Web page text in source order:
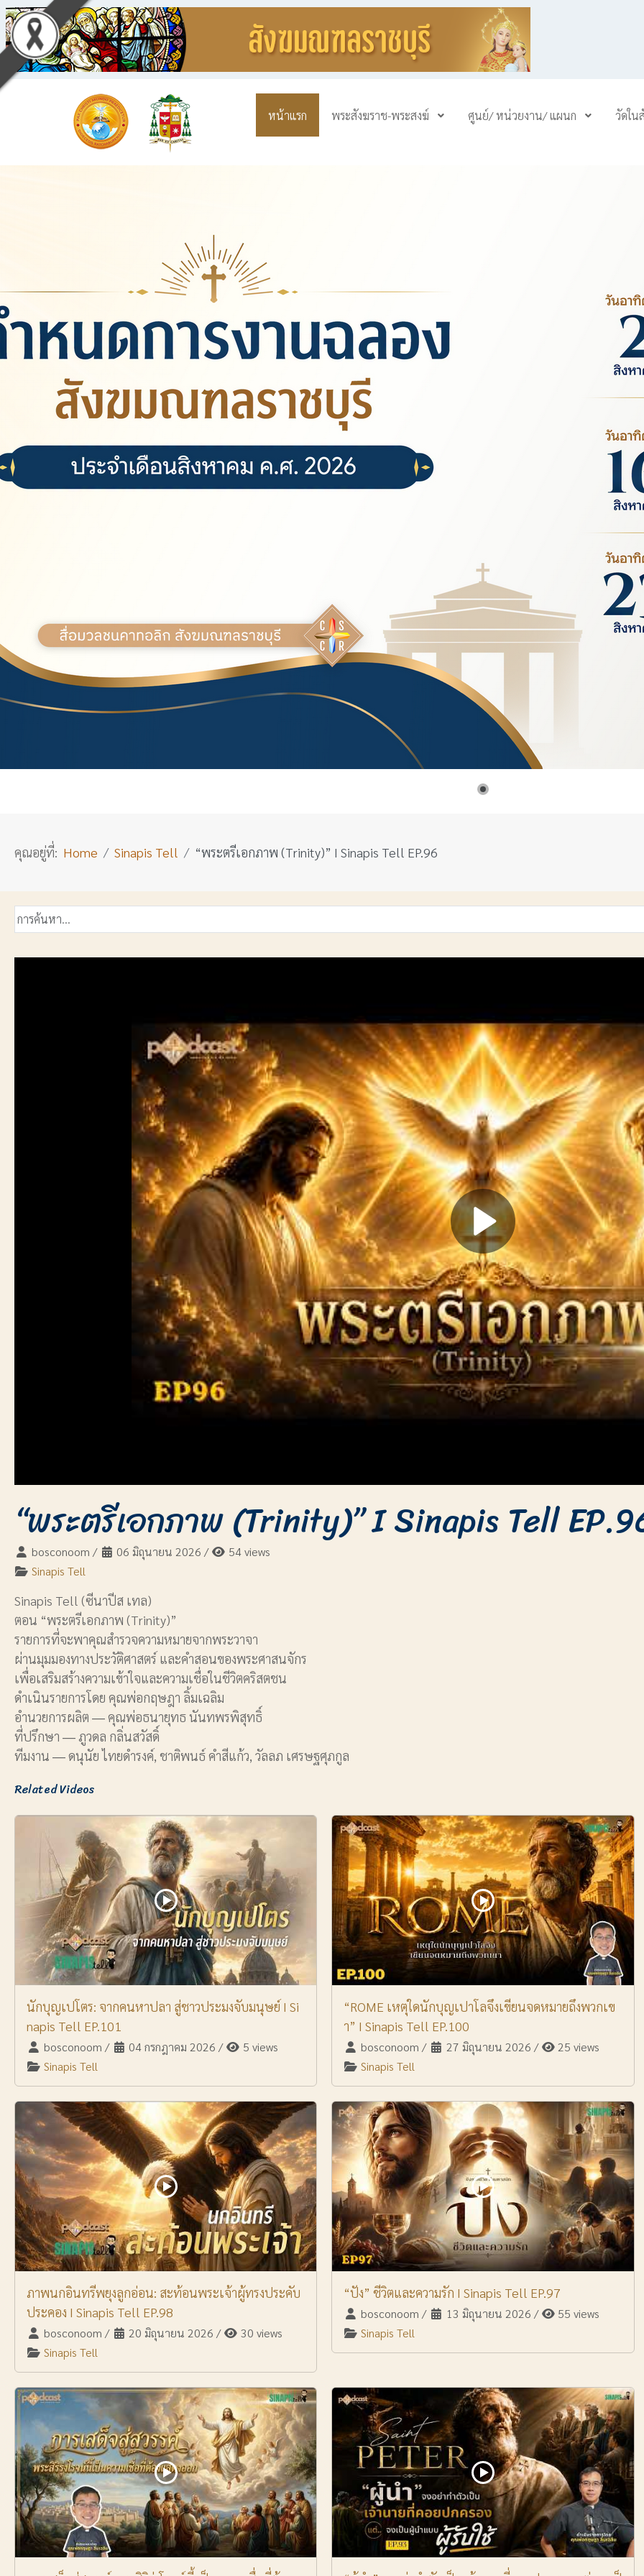
หน้าแรก พระสังฆราช-พระสงฆ์ ศูนย์/ หน่วยงาน/ แผนก วัดใ
คุณอยู่ที่: Home Sinapis Tell “พระตรีเอกภาพ (Trinity)” I Sinapis Tell EP.96
“พระตรีเอกภาพ (Trinity)” I Sinapis Tell
bosconoom / 06 มิถุนายน 2026 /
54 views
Sinapis Tell
Sinapis Tell (ซีนาปีส เทล)
ตอน “พระตรีเอกภาพ (Trinity)”
รายการที่จะพาคุณสำรวจความหมายจากพระวาจา
ผ่านมุมมองทางประวัติศาสตร์ และคำสอนของพระศาสนจักร
เพื่อเสริมสร้างความเข้าใจและความเชื่อในชีวิตคริสตชน
ดำเนินรายการโดย คุณพ่อกฤษฎา ลิ้มเฉลิม
อำนวยการผลิต ― คุณพ่อธนายุทธ นันทพรพิสุทธิ์
ที่ปรึกษา ― ภูวดล กลิ่นสวัสดิ์
ทีมงาน ― ดนุนัย ไทยดำรงค์, ชาติพนธ์ คำสีแก้ว, วัลลภ เศรษฐศุภกูล
Related Videos
นักบุญเปโตร: จากคนหาปลา สู่ชาวประมงจับมนุษย์ I Si
napis Tell EP.101
bosconoom / 04 กรกฎาคม 2026 /
5 views
Sinapis Tell
“ROME เหตุใดนักบุญเปาโลจึงเขียนจดหมายถึงพวกเข
า” I Sinapis Tell EP.100
bosconoom / 27 มิถุนายน 2026 /
25 views
Sinapis Tell
ภาพนกอินทรีพยุงลูกอ่อน: สะท้อนพระเจ้าผู้ทรงประคับ
ประคอง I Sinapis Tell EP.98
bosconoom / 20 มิถุนายน 2026 /
30 views
Sinapis Tell
“ปัง” ชีวิตและความรัก I Sinapis Tell EP.97
bosconoom / 13 มิถุนายน 2026 /
55 views
Sinapis Tell